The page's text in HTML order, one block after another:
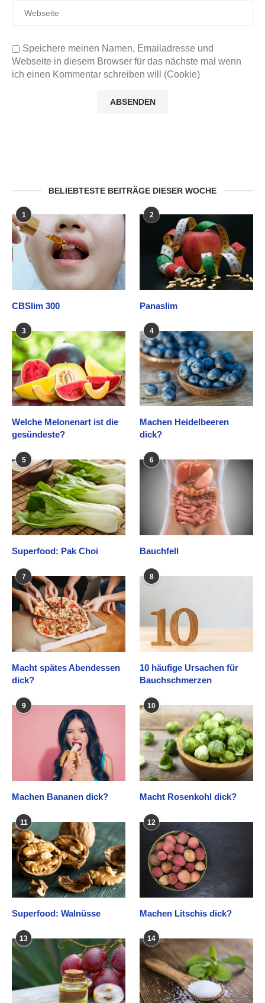
Speichere meinen Namen, Emailadresse und
Webseite in diesem Browser für das nächste mal wenn
ich einen Kommentar schreiben will (Cookie)
BELIEBTESTE BEITRÄGE DIESER WOCHE
1
CBSlim 300
2
Panaslim
3
Welche Melonenart ist die
gesündeste?
4
Machen Heidelbeeren
dick?
5
Superfood: Pak Choi
6
Bauchfell
7
Macht spätes Abendessen
dick?
8
10 häufige Ursachen für
Bauchschmerzen
9
Machen Bananen dick?
10
Macht Rosenkohl dick?
11
Superfood: Walnüsse
12
Machen Litschis dick?
13 14